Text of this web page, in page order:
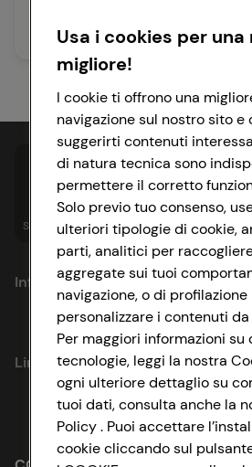
oltre 90 min Facile
Spesa online Assicurazioni Sapori&
Informazioni
Privacy Policy
Cookie Policy
Impostazioni Cookie
Link utili
Lavora con noi
Le cooperative
Usa i cookies per una
migliore!
I cookie ti offrono una
navigazione sul nostro sito
suggerirti contenuti
di natura tecnica sono
permettere il corretto
Solo previo tuo consenso,
ulteriori tipologie di cookie,
parti, analitici per
aggregate sui tuoi
navigazione, o di profilazione
personalizzare i contenuti
Per maggiori informazioni su
tecnologie, leggi la nostra
ogni ulteriore dettaglio su
tuoi dati, consulta anche la
Policy . Puoi accettare
cookie cliccando sul